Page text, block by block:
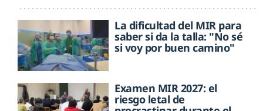
La dificultad del MIR para
saber si da la talla: "No sé
si voy por buen camino"
Examen MIR 2027: el
riesgo letal de